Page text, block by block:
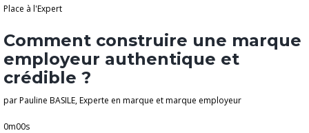
Place à l'Expert
Comment construire une marque
employeur authentique et
crédible ?
par Pauline BASILE, Experte en marque et marque employeur
0m00s